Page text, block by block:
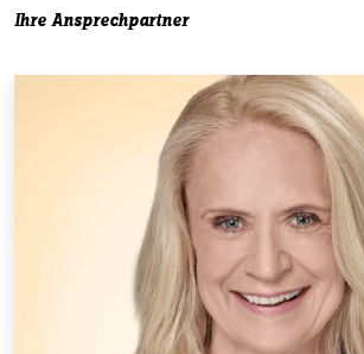
Ihre Ansprechpartner